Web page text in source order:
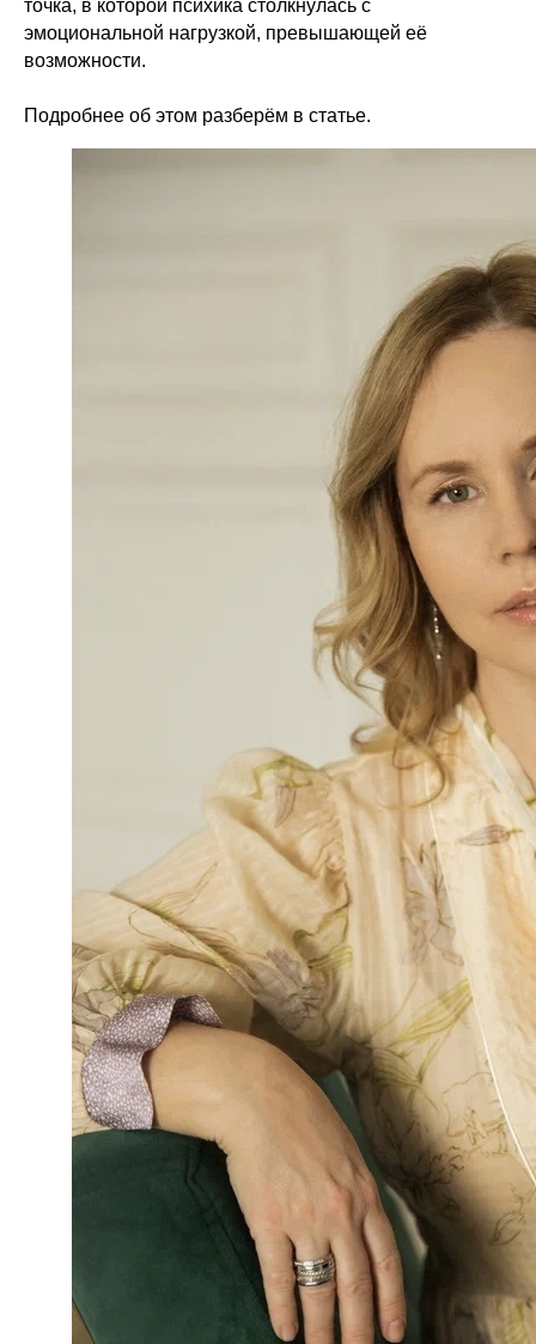
точка, в которой психика столкнулась с
эмоциональной нагрузкой, превышающей её
возможности.
Подробнее об этом разберём в статье.